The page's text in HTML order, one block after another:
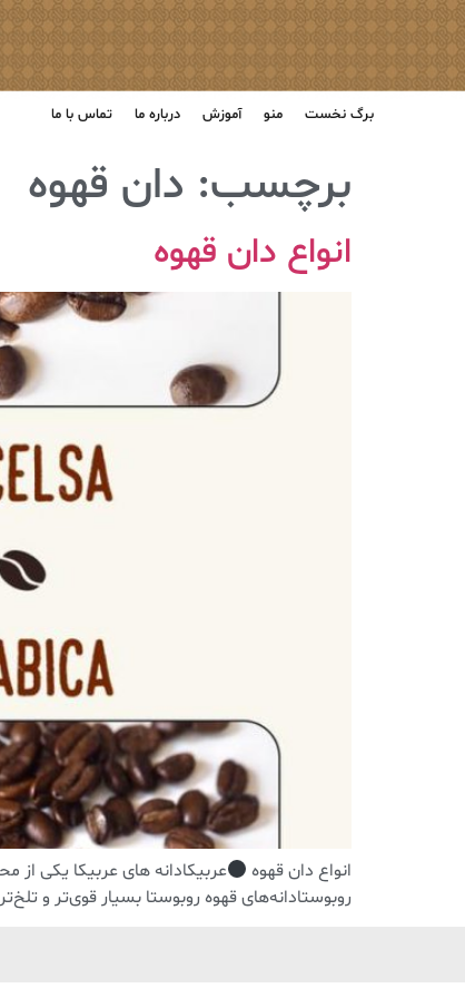
برگ نخست منو آموزش درباره ما تماس با ما
برچسب: دان قهوه
انواع دان قهوه
انواع دان قهوه
عربیکادانه های عربیکا یکی از محبوب ترین
روبوستادانه‌های قهوه روبوستا بسیار قوی‌تر و